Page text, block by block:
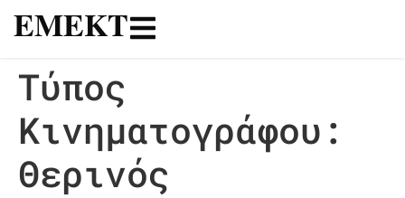
ΕΜΕΚΤ
Τύπος
Κινηματογράφου:
Θερινός